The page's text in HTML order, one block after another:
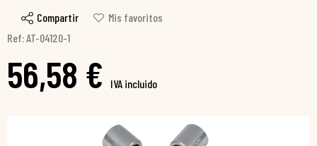
Compartir
Mis favoritos
Ref: AT-04120-1
56,58 € IVA incluido